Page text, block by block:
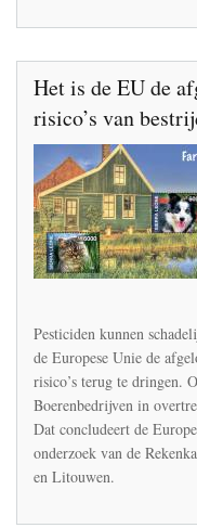
Het is de EU de
risico’s van
Pesticiden kunnen
de Europese Unie de
risico’s terug te dringen.
Boerenbedrijven in
Dat concludeert de
onderzoek van de
en Litouwen.